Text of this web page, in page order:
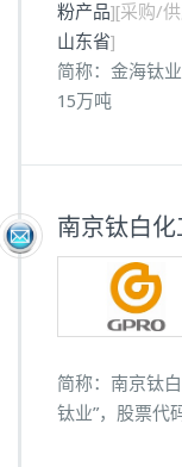
粉产品][采购/
山东省]
简称：金海钛
15万吨
南京钛白
简称：南京钛
钛业”，股票代